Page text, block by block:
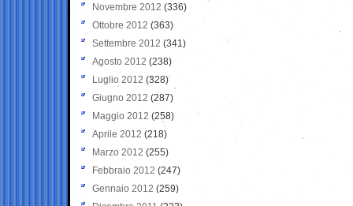
Novembre 2012 (336)
Ottobre 2012 (363)
Settembre 2012 (341)
Agosto 2012 (238)
Luglio 2012 (328)
Giugno 2012 (287)
Maggio 2012 (258)
Aprile 2012 (218)
Marzo 2012 (255)
Febbraio 2012 (247)
Gennaio 2012 (259)